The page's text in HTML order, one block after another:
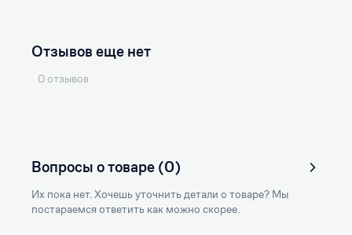
Отзывов еще нет
0 отзывов
Вопросы о товаре (0)
Их пока нет. Хочешь уточнить детали о товаре? Мы
постараемся ответить как можно скорее.